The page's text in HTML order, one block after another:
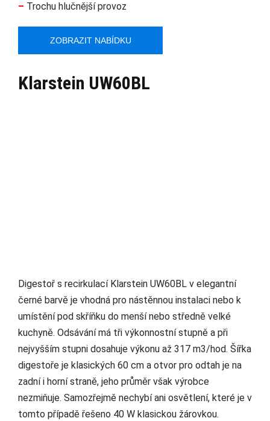
– Trochu hlučnější provoz
ZOBRAZIT NABÍDKU
Klarstein UW60BL
Digestoř s recirkulací Klarstein UW60BL v elegantní
černé barvě je vhodná pro nástěnnou instalaci nebo k
umístění pod skříňku do menší nebo středně velké
kuchyně. Odsávání má tři výkonnostní stupně a při
nejvyšším stupni dosahuje výkonu až 317 m3/hod. Šířka
digestoře je klasických 60 cm a otvor pro odtah je na
zadní i horní straně, jeho průměr však výrobce
nezmiňuje. Samozřejmě nechybí ani osvětlení, které je v
tomto případě řešeno 40 W klasickou žárovkou.